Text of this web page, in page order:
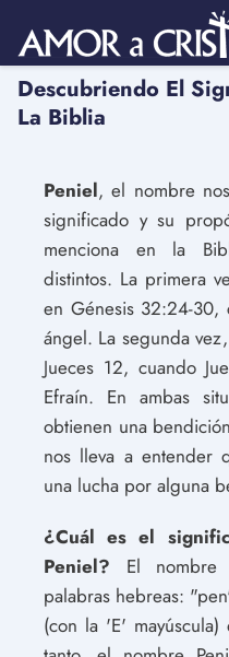
Descubriendo El
La Biblia
Peniel, el nombre
significado y su
menciona en la
distintos. La primera
en Génesis 32:24-30,
ángel. La segunda
Jueces 12, cuando
Efraín. En ambas
obtienen una
nos lleva a entender
una lucha por alguna
¿Cuál es el
Peniel? El nombre
palabras hebreas:
(con la 'E'